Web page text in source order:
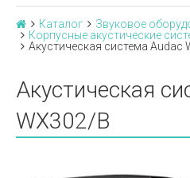
Каталог Звуковое
Корпусные акустические
Акустическая система Audac
Акустическая
WX302/B